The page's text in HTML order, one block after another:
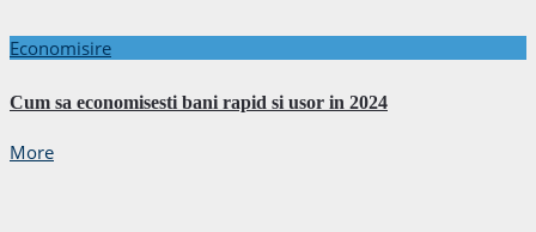
Economisire
Cum sa economisesti bani rapid si usor in 2024
More